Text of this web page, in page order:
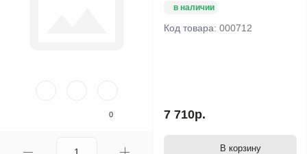
0
в наличии
Код товара: 000712
7 710р.
В корзину